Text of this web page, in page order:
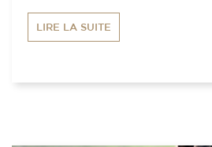
LIRE LA SUITE